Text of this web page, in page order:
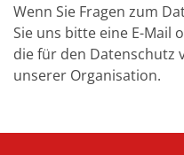
Wenn Sie Fragen zum
Sie uns bitte eine E-Mail
die für den Datenschutz
unserer Organisation.